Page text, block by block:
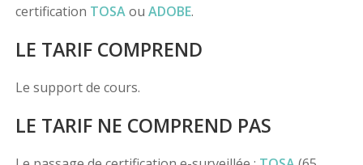
certification TOSAou ADOBE.
LE TARIF COMPREND
Le support de cours.
LE TARIF NE COMPREND PAS